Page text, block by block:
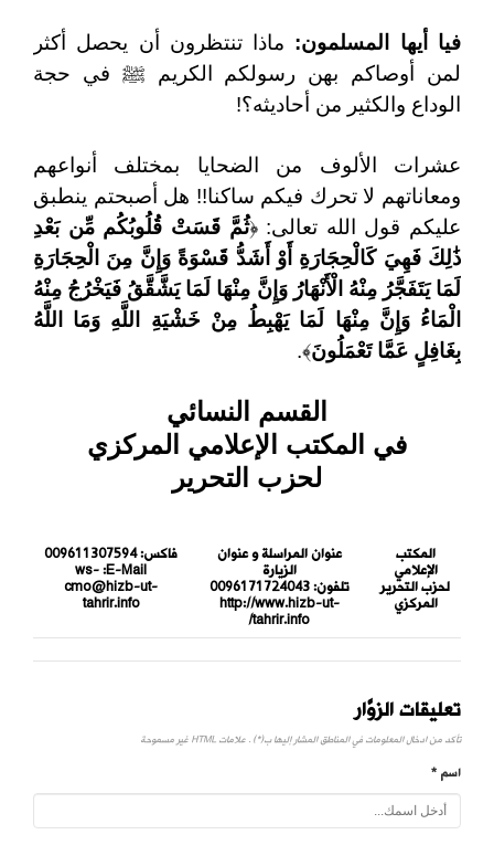
فيا أيها المسلمون: ماذا تنتظرون أن يحصل أكثر
لمن أوصاكم بهن رسولكم الكريم ﷺ في حجة
الوداع والكثير من أحاديثه؟!
عشرات الألوف من الضحايا بمختلف أنواعهم
ومعاناتهم لا تحرك فيكم ساكنا!! هل أصبحتم ينطبق
عليكم قول الله تعالى: ﴿ثُمَّ قَسَتْ قُلُوبُكُم مِّن بَعْدِ
ذَٰلِكَ فَهِيَ كَالْحِجَارَةِ أَوْ أَشَدُّ قَسْوَةً وَإِنَّ مِنَ الْحِجَارَةِ
لَمَا يَتَفَجَّرُ مِنْهُ الْأَنْهَارُ وَإِنَّ مِنْهَا لَمَا يَشَّقَّقُ فَيَخْرُجُ مِنْهُ
الْمَاءُ وَإِنَّ مِنْهَا لَمَا يَهْبِطُ مِنْ خَشْيَةِ اللَّهِ وَمَا اللَّهُ
بِغَافِلٍ عَمَّا تَعْمَلُونَ﴾.
القسم النسائي
في المكتب الإعلامي المركزي
لحزب التحرير
المكتب
الإعلامي
لحزب التحرير
المركزي
عنوان المراسلة و عنوان
الزيارة
تلفون:0096171724043
http://www.hizb-ut-
tahrir.info/
فاكس:009611307594
E-Mail:
ws-
cmo@hizb-ut-
tahrir.info
تعليقات الزوَّار
تأكد من ادخال المعلومات في المناطق المشار إليها ب(*) . علامات HTML غير مسموحة
اسم *